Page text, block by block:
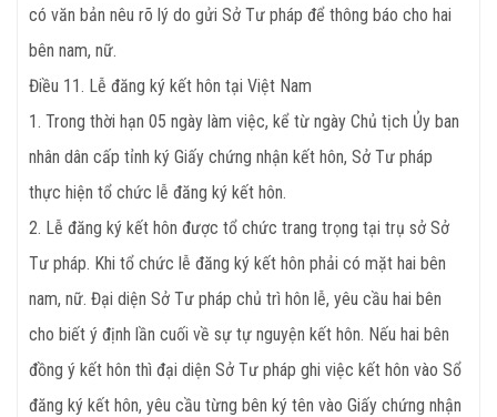
có văn bản nêu rõ lý do gửi Sở Tư pháp để thông báo cho hai
bên nam, nữ.
Điều 11. Lễ đăng ký kết hôn tại Việt Nam
1. Trong thời hạn 05 ngày làm việc, kể từ ngày Chủ tịch Ủy ban
nhân dân cấp tỉnh ký Giấy chứng nhận kết hôn, Sở Tư pháp
thực hiện tổ chức lễ đăng ký kết hôn.
2. Lễ đăng ký kết hôn được tổ chức trang trọng tại trụ sở Sở
Tư pháp. Khi tổ chức lễ đăng ký kết hôn phải có mặt hai bên
nam, nữ. Đại diện Sở Tư pháp chủ trì hôn lễ, yêu cầu hai bên
cho biết ý định lần cuối về sự tự nguyện kết hôn. Nếu hai bên
đồng ý kết hôn thì đại diện Sở Tư pháp ghi việc kết hôn vào Sổ
đăng ký kết hôn, yêu cầu từng bên ký tên vào Giấy chứng nhận